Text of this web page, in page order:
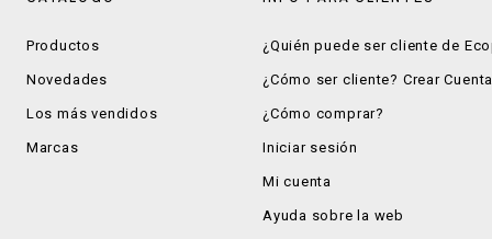
Productos
Novedades
Los más vendidos
Marcas
¿Quién puede ser cliente de
¿Cómo ser cliente? Crear
¿Cómo comprar?
Iniciar sesión
Mi cuenta
Ayuda sobre la web